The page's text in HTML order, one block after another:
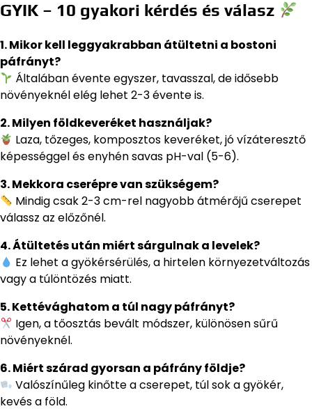
GYIK – 10 gyakori kérdés és válasz
1. Mikor kell leggyakrabban átültetni a bostoni
páfrányt?
Általában évente egyszer, tavasszal, de idősebb
növényeknél elég lehet 2-3 évente is.
2. Milyen földkeveréket használjak?
Laza, tőzeges, komposztos keveréket, jó vízáteresztő
képességgel és enyhén savas pH-val (5-6).
3. Mekkora cserépre van szükségem?
Mindig csak 2-3 cm-rel nagyobb átmérőjű cserepet
válassz az előzőnél.
4. Átültetés után miért sárgulnak a levelek?
Ez lehet a gyökérsérülés, a hirtelen környezetváltozás
vagy a túlöntözés miatt.
5. Kettévághatom a túl nagy páfrányt?
Igen, a tőosztás bevált módszer, különösen sűrű
növényeknél.
6. Miért szárad gyorsan a páfrány földje?
Valószínűleg kinőtte a cserepet, túl sok a gyökér,
kevés a föld.